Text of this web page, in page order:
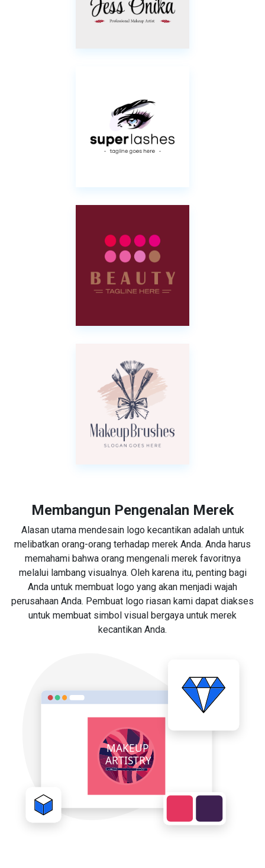
Membangun Pengenalan Merek
Alasan utama mendesain logo kecantikan adalah untuk
melibatkan orang-orang terhadap merek Anda. Anda harus
memahami bahwa orang mengenali merek favoritnya
melalui lambang visualnya. Oleh karena itu, penting bagi
Anda untuk membuat logo yang akan menjadi wajah
perusahaan Anda. Pembuat logo riasan kami dapat diakses
untuk membuat simbol visual bergaya untuk merek
kecantikan Anda.